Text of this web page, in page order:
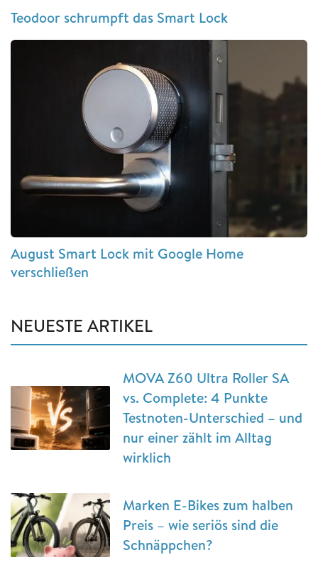
Teodoor schrumpft das Smart Lock
August Smart Lock mit Google Home
verschließen
NEUESTE ARTIKEL
MOVA Z60 Ultra Roller SA
vs. Complete: 4 Punkte
Testnoten-Unterschied – und
nur einer zählt im Alltag
wirklich
Marken E-Bikes zum halben
Preis – wie seriös sind die
Schnäppchen?